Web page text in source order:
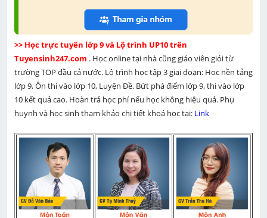
>> Học trực tuyến lớp 9 và Lộ trình UP10 trên
Tuyensinh247.com . Học online tại nhà cũng giáo viên giỏi từ
trường TOP đầu cả nước. Lộ trình học tập 3 giai đoạn: Học nền tảng
lớp 9, Ôn thi vào lớp 10, Luyện Đề. Bứt phá điểm lớp 9, thi vào lớp
10 kết quả cao. Hoàn trả học phí nếu học không hiệu quả. Phụ
huynh và học sinh tham khảo chi tiết khoá học tại: Link